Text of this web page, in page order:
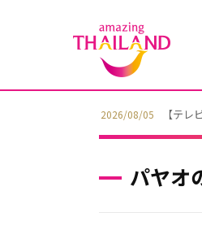
2026/08/05 【テ
パヤオ